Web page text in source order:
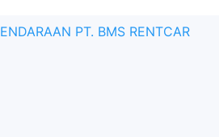
PT. BMS RENTCAR